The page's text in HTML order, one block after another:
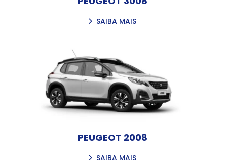
SAIBA MAIS
PEUGEOT 2008
SAIBA MAIS